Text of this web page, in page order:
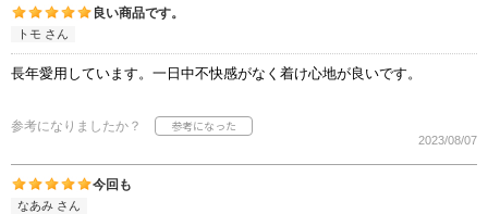
良い商品です。
トモ さん
長年愛用しています。一日中不快感がなく着け心地が良いです。
参考になりましたか？
2023/08/07
今回も
なあみ さん